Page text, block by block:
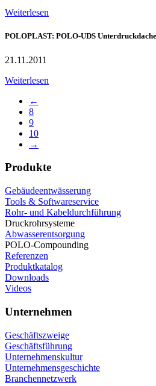
Weiterlesen
POLOPLAST: POLO-UDS
21.11.2011
Weiterlesen
←
8
9
10
→
Produkte
Gebäudeentwässerung
Tools & Softwareservice
Rohr- und Kabeldurchführung
Druckrohrsysteme
Abwasserentsorgung
POLO-Compounding
Referenzen
Produktkatalog
Downloads
Videos
Unternehmen
Geschäftszweige
Geschäftsführung
Unternehmenskultur
Unternehmensgeschichte
Branchennetzwerk